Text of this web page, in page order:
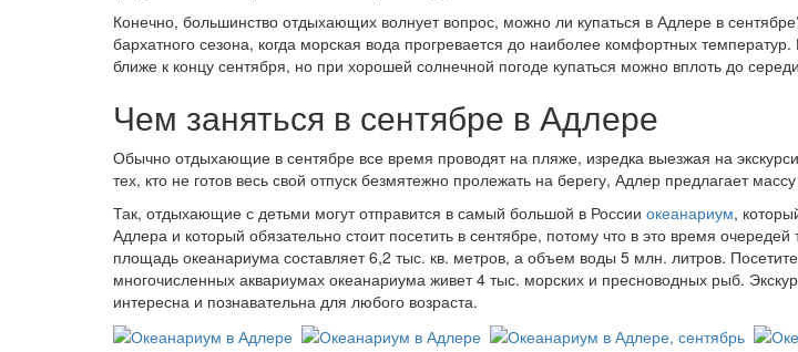
Конечно, большинство отдыхающих волнует вопрос, можно ли купаться в Адлере в
бархатного сезона, когда морская вода прогревается до наиболее комфортных
ближе к концу сентября, но при хорошей солнечной погоде купаться можно вплоть до
Чем заняться в сентябре в Адлере
Обычно отдыхающие в сентябре все время проводят на пляже, изредка выезжая на
тех, кто не готов весь свой отпуск безмятежно пролежать на берегу, Адлер предлагает
Так, отдыхающие с детьми могут отправится в самый большой в России океанариум,
Адлера и который обязательно стоит посетить в сентябре, потому что в это время
площадь океанариума составляет 6,2 тыс. кв. метров, а объем воды 5 млн. литров.
многочисленных аквариумах океанариума живет 4 тыс. морских и пресноводных рыб.
интересна и познавательна для любого возраста.